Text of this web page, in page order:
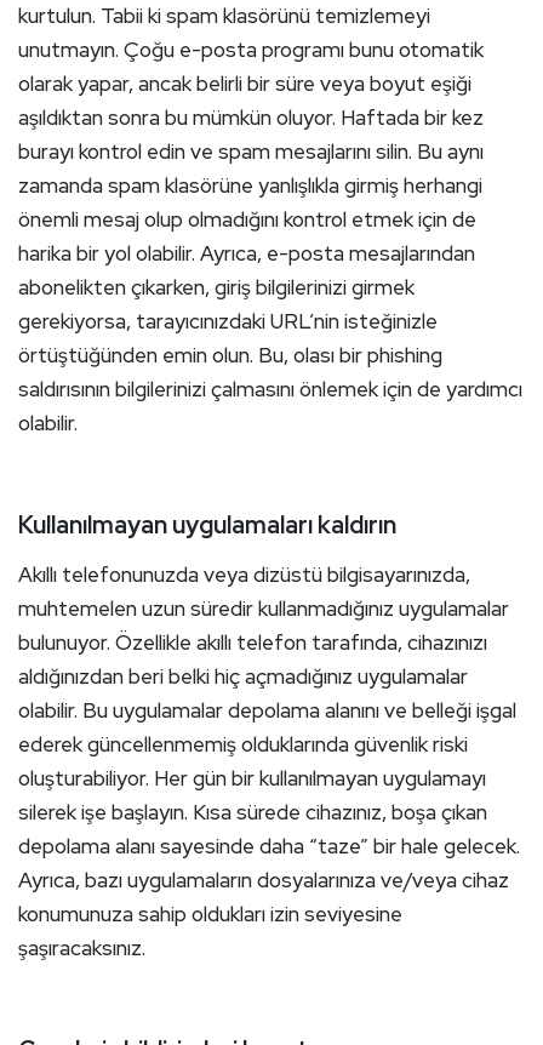
kurtulun. Tabii ki spam klasörünü temizlemeyi
unutmayın. Çoğu e-posta programı bunu otomatik
olarak yapar, ancak belirli bir süre veya boyut eşiği
aşıldıktan sonra bu mümkün oluyor. Haftada bir kez
burayı kontrol edin ve spam mesajlarını silin. Bu aynı
zamanda spam klasörüne yanlışlıkla girmiş herhangi
önemli mesaj olup olmadığını kontrol etmek için de
harika bir yol olabilir. Ayrıca, e-posta mesajlarından
abonelikten çıkarken, giriş bilgilerinizi girmek
gerekiyorsa, tarayıcınızdaki URL’nin isteğinizle
örtüştüğünden emin olun. Bu, olası bir phishing
saldırısının bilgilerinizi çalmasını önlemek için de yardımcı
olabilir.
Kullanılmayan uygulamaları kaldırın
Akıllı telefonunuzda veya dizüstü bilgisayarınızda,
muhtemelen uzun süredir kullanmadığınız uygulamalar
bulunuyor. Özellikle akıllı telefon tarafında, cihazınızı
aldığınızdan beri belki hiç açmadığınız uygulamalar
olabilir. Bu uygulamalar depolama alanını ve belleği işgal
ederek güncellenmemiş olduklarında güvenlik riski
oluşturabiliyor. Her gün bir kullanılmayan uygulamayı
silerek işe başlayın. Kısa sürede cihazınız, boşa çıkan
depolama alanı sayesinde daha “taze” bir hale gelecek.
Ayrıca, bazı uygulamaların dosyalarınıza ve/veya cihaz
konumunuza sahip oldukları izin seviyesine
şaşıracaksınız.